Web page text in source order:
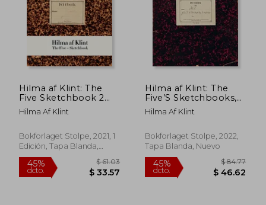
$ 126.40 45%
dcto.
Hilma af Klint: The
Five Sketchbook 2
(en Inglés)
Hilma Af Klint
Bokforlaget Stolpe, 2021, 1
Edición, Tapa Blanda,
Nuevo
Hilma af Klint: The
Five’S Sketchbooks,
Nos. S2, s6 and S13:
From 5 October 1896
(en Inglés)
Hilma Af Klint
Bokforlaget Stolpe, 2022,
Tapa Blanda, Nuevo